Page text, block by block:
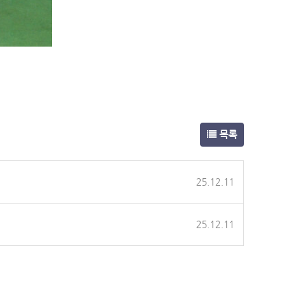
목록
25.12.11
25.12.11